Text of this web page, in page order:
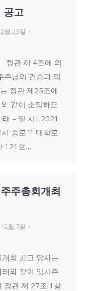
공고
월 23일
관 제 4조에 의
주님의 건승과 댁
정관 제25조에
같이 소집하오
– 일 시 : 2021
종로구 대학로
121호…
주총회개최
월 7일
최 공고 당사는
와 같이 임시주
정관 제 27조 1항